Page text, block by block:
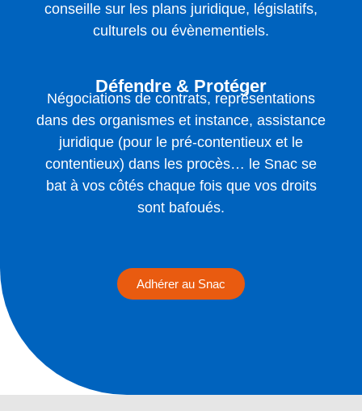
conseille sur les plans juridique, législatifs,
culturels ou évènementiels.
Défendre & Protéger
Négociations de contrats, représentations
dans des organismes et instance, assistance
juridique (pour le pré-contentieux et le
contentieux) dans les procès… le Snac se
bat à vos côtés chaque fois que vos droits
sont bafoués.
Adhérer au Snac